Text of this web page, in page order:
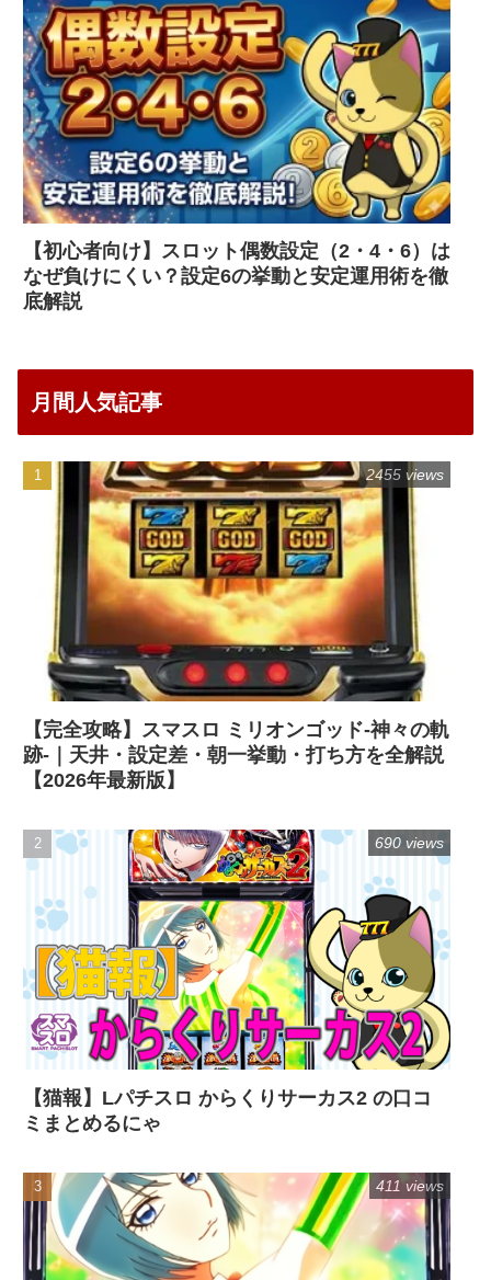
【初心者向け】スロット偶数設定（2・4・6）は
なぜ負けにくい？設定6の挙動と安定運用術を徹
底解説
月間人気記事
【完全攻略】スマスロ ミリオンゴッド-神々の軌
跡-｜天井・設定差・朝一挙動・打ち方を全解説
【2026年最新版】
2455 views
【猫報】Lパチスロ からくりサーカス2 の口コ
ミまとめるにゃ
690 views
411 views